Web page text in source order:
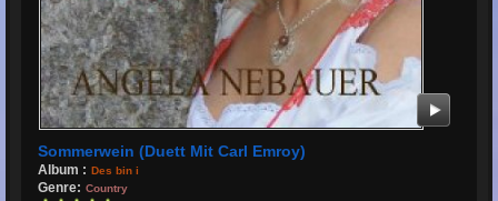
Sommerwein (Duett Mit Carl Emroy)
Album : Des bin i
Genre: Country